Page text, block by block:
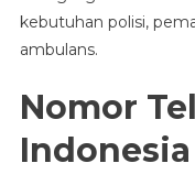
kebutuhan polisi,
ambulans.
Nomor
Indonesia